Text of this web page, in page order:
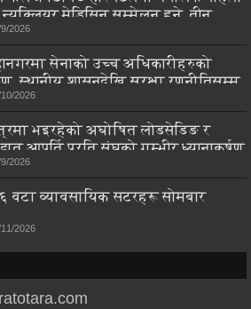
न्यूक्लियर मेडिसिन सम्मेलन हुने, तीन
मञ्चमा
2026
सेनाको उच्च अधिकारीहरुको
स्थानीय शासनदेखि सुरक्षा रणनीतिसम्म
2026
भइरहेको अघोषित लोडसेडिङ र
आपूर्ति प्रति संघको गम्भीर ध्यानाकर्षण
2026
व्यावसायिक सटरहरू सोमबार
2026